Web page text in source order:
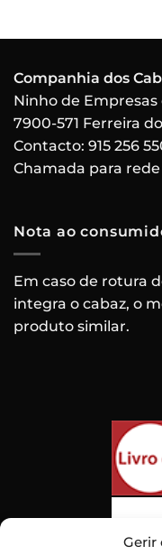
Gerir
Companhia dos
Ninho de
7900-571 Ferreira
Contacto: 915 256
Chamada para
Nota ao
Em caso de rotura
integra o cabaz, o
produto similar.